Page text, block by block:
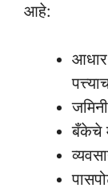
आहे:
बँकेचे